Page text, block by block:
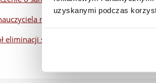
uzyskanymi podczas
na przetwarzanie danych
eliminacji szkolnych Olimpiady Historycznej